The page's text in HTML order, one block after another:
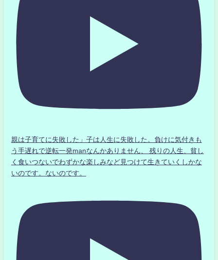
親は子育てに失敗した」子は人生に失敗した。負けに気付きも
う手遅れで逆転一発manなんかありません、 残りの人生、貧し
く食いつないでわずかな楽しみなど見つけて生きていくしかな
いのです。ないのです。